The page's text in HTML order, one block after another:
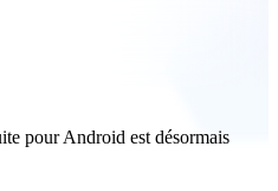
pour Android est désormais